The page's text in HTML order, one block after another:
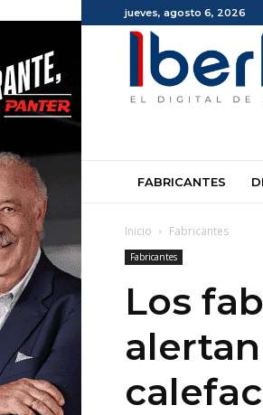
jueves, agosto 6, 2026
FABRICANTES
Inicio Fabricantes
Fabricantes
Los